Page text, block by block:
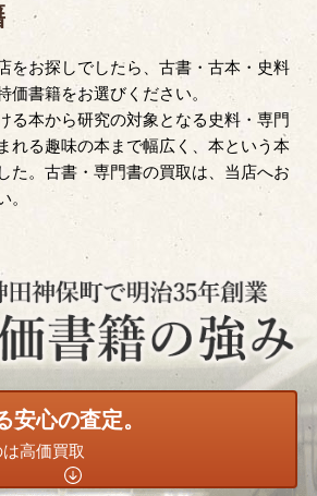
をお探しでしたら、古書・古本・史料
価書籍をお選びください。
る本から研究の対象となる史料・専門
れる趣味の本まで幅広く、本という本
た。古書・専門書の買取は、当店へお
。
安心の査定。
高価買取